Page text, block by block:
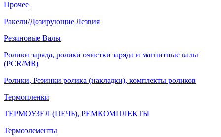
Прочее
Ракели/Дозирующие Лезвия
Резиновые Валы
Ролики заряда, ролики очистки заряда и магнитные валы
(PCR/MR)
Ролики, Резинки ролика (накладки), комплекты роликов
Термопленки
ТЕРМОУЗЕЛ (ПЕЧЬ), РЕМКОМПЛЕКТЫ
Термоэлементы